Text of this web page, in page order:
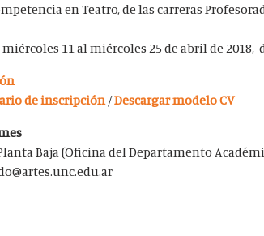
en Teatro, de las carreras
miércoles 11 al miércoles 25 de abril de 2018,
de inscripción/Descargar modelo CV
Baja (Oficina del Departamento